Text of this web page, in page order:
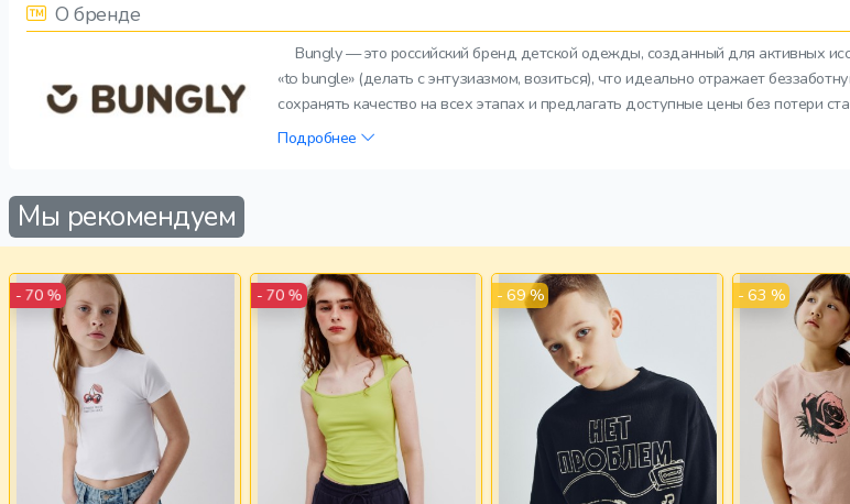
О бренде
Bungly — это российский бренд детской одежды, созданный для активных
«to bungle» (делать с энтузиазмом, возиться), что идеально отражает
сохранять качество на всех этапах и предлагать доступные цены без потери
Подробнее
Мы рекомендуем
- 70 % - 70 % - 69 % - 63 %